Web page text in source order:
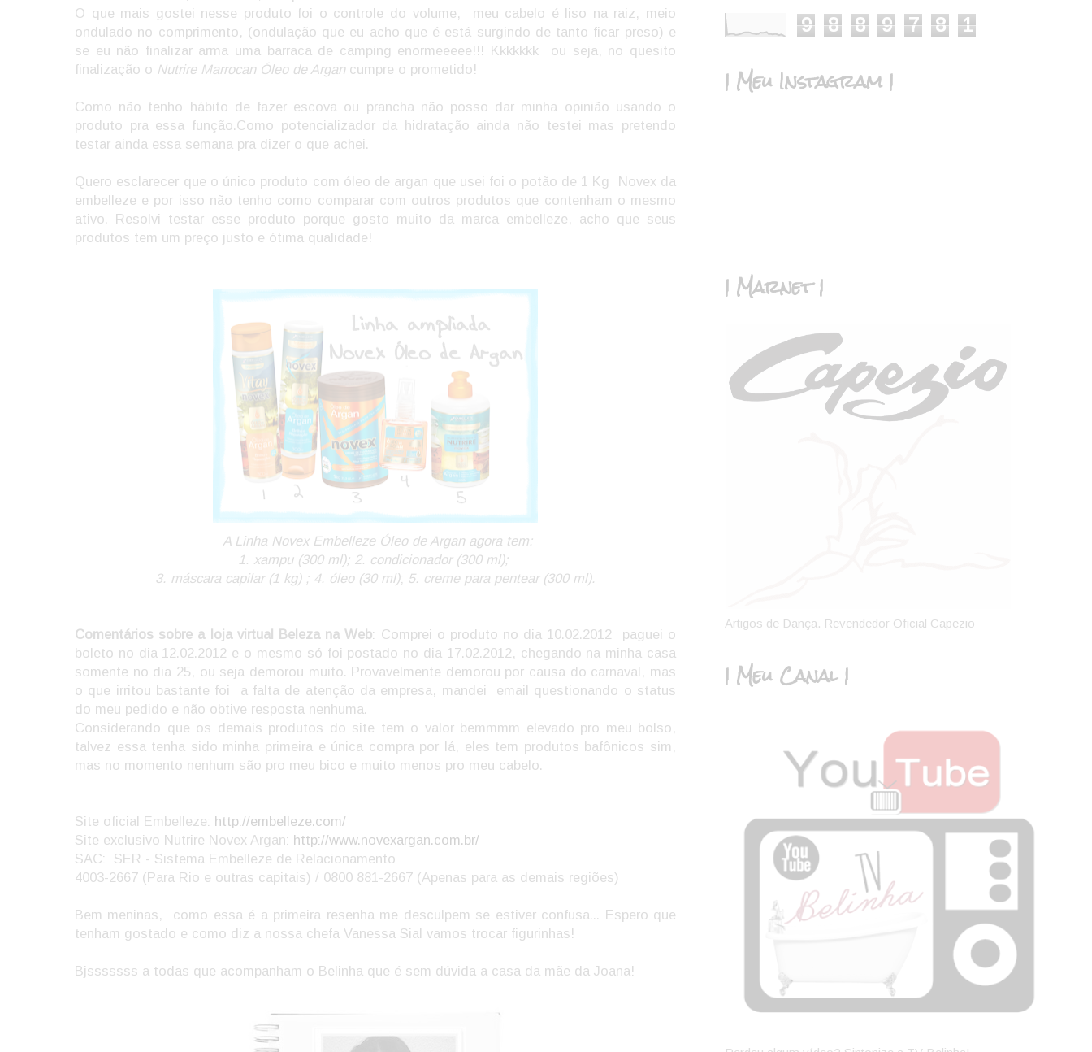
O que mais gostei nesse produto foi o controle do volume,
meu cabelo é liso na raiz, meio
ondulado no comprimento, (ondulação que eu acho que é está surgindo de tanto ficar preso) e
se eu não finalizar arma uma barraca de camping enormeeeee!!! Kkkkkkk
ou seja, no quesito
finalização o Nutrire Marrocan Óleo de Argan cumpre o prometido!
Como não tenho hábito de fazer escova ou prancha não posso dar minha opinião usando o
produto pra essa função.Como potencializador da hidratação ainda não testei mas pretendo
testar ainda essa semana pra dizer o que achei.
Quero esclarecer que o único produto com óleo de argan que usei foi o potão de 1 Kg Novex da
embelleze e por isso não tenho como comparar com outros produtos que contenham o mesmo
ativo. Resolvi testar esse produto porque gosto muito da marca embelleze, acho que seus
produtos tem um preço justo e ótima qualidade!
A Linha Novex Embelleze Óleo de Argan agora tem:
1. xampu (300 ml); 2. condicionador (300 ml);
3. máscara capilar (1 kg) ; 4. óleo (30 ml); 5. creme para pentear (300 ml).
Comentários sobre a loja virtual Beleza na Web: Comprei o produto no dia 10.02.2012 paguei o
boleto no dia 12.02.2012 e o mesmo só foi postado no dia 17.02.2012, chegando na minha casa
somente no dia 25, ou seja demorou muito. Provavelmente demorou por causa do carnaval, mas
o que irritou bastante foi
a falta de atenção da empresa, mandei
email questionando o status
do meu pedido e não obtive resposta nenhuma.
Considerando que os demais produtos do site tem o valor bemmmm elevado pro meu bolso,
talvez essa tenha sido minha primeira e única compra por lá, eles tem produtos bafônicos sim,
mas no momento nenhum são pro meu bico e muito menos pro meu cabelo.
Site oficial Embelleze: http://embelleze.com/
Site exclusivo Nutrire Novex Argan: http://www.novexargan.com.br/
SAC: SER - Sistema Embelleze de Relacionamento
4003-2667 (Para Rio e outras capitais) / 0800 881-2667 (Apenas para as demais regiões)
Bem meninas,
como essa é a primeira resenha me desculpem se estiver confusa... Espero que
tenham gostado e como diz a nossa chefa Vanessa Sial vamos trocar figurinhas!
Bjsssssss a todas que acompanham o Belinha que é sem dúvida a casa da mãe da Joana!
9 8 8 9 7 8 1
| Meu Instagram |
| Marnet |
Artigos de Dança. Revendedor Oficial Capezio
| Meu Canal |